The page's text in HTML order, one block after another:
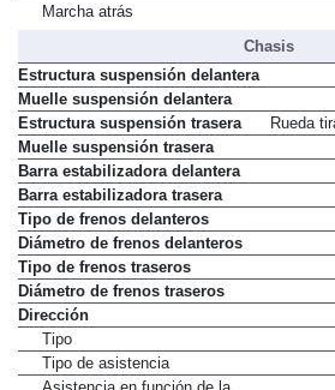
Marcha atrás
Chasis
Estructura suspensión delantera
Muelle suspensión delantera
Estructura suspensión trasera
Rueda
Muelle suspensión trasera
Barra estabilizadora delantera
Barra estabilizadora trasera
Tipo de frenos delanteros
Diámetro de frenos delanteros
Tipo de frenos traseros
Diámetro de frenos traseros
Dirección
Tipo
Tipo de asistencia